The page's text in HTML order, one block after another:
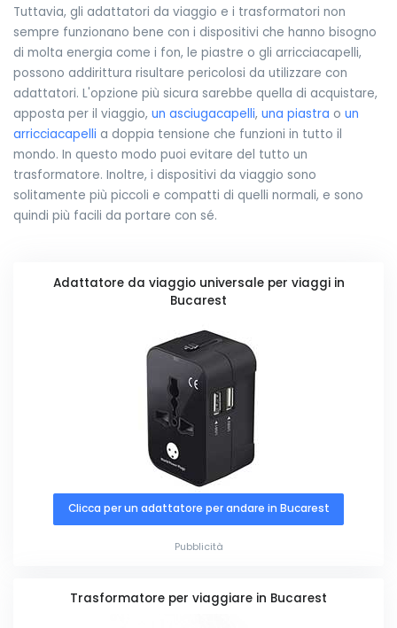
Tuttavia, gli adattatori da viaggio e i trasformatori non
sempre funzionano bene con i dispositivi che hanno bisogno
di molta energia come i fon, le piastre o gli arricciacapelli,
possono addirittura risultare pericolosi da utilizzare con
adattatori. L'opzione più sicura sarebbe quella di acquistare,
apposta per il viaggio, un asciugacapelli, una piastra o un
arricciacapelli a doppia tensione che funzioni in tutto il
mondo. In questo modo puoi evitare del tutto un
trasformatore. Inoltre, i dispositivi da viaggio sono
solitamente più piccoli e compatti di quelli normali, e sono
quindi più facili da portare con sé.
Adattatore da viaggio universale per viaggi in
Bucarest
Clicca per un adattatore per andare in Bucarest
Pubblicità
Trasformatore per viaggiare in Bucarest